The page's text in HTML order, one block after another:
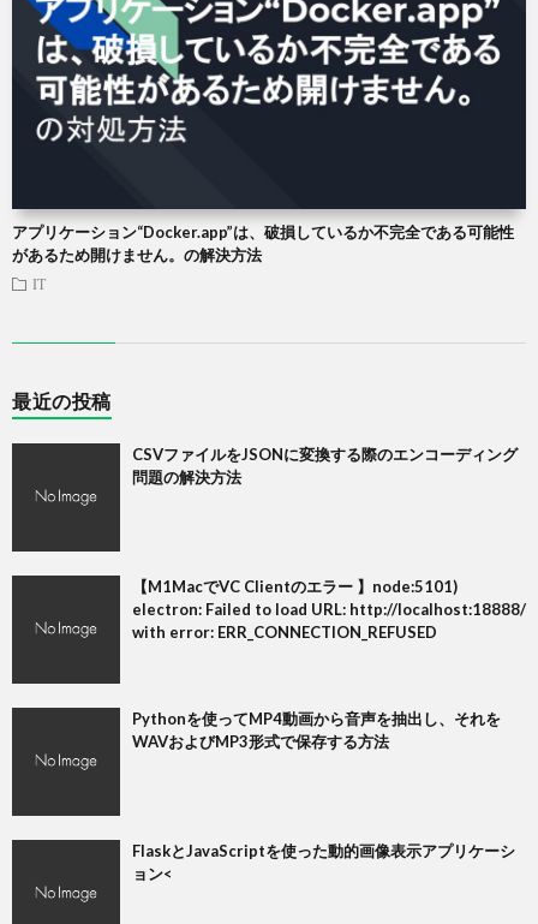
アプリケーション“Docker.app”は、破損しているか不完全である可能性
があるため開けません。の解決方法
IT
最近の投稿
CSVファイルをJSONに変換する際のエンコーディング
問題の解決方法
【M1MacでVC Clientのエラー 】node:5101)
electron: Failed to load URL: http://localhost:18888/
with error: ERR_CONNECTION_REFUSED
Pythonを使ってMP4動画から音声を抽出し、それを
WAVおよびMP3形式で保存する方法
FlaskとJavaScriptを使った動的画像表示アプリケーシ
ョン<